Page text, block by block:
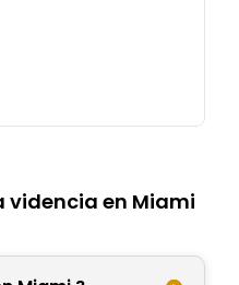
videncia en Miami